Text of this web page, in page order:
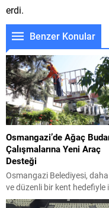
erdi.
Benzer Konular
Osmangazi’de Ağaç
Çalışmalarına Yeni Araç
Desteği
Osmangazi Belediyesi,
ve düzenli bir kent hedefiyle
genelinde sürdürdüğü ağaç